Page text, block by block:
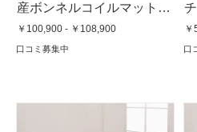
産ボンネルコイルマットレ
ス付き）【ショート/レギュ
ラー】
￥100,900 - ￥108,900
口コミ募集中 口